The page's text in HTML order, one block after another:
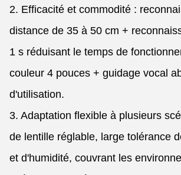
2. Efficacité et commodité :
distance de 35 à 50 cm +
1 s réduisant le temps de
couleur 4 pouces + guidage vocal
d'utilisation.
3. Adaptation flexible à plusieurs
de lentille réglable, large tolérance
et d'humidité, couvrant les